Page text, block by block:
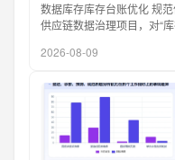
数据库存库存台账优化 规
供应链数据治理项目，对“
2026-08-09